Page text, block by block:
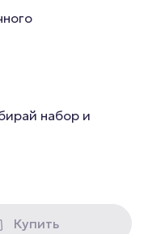
набор и
Купить